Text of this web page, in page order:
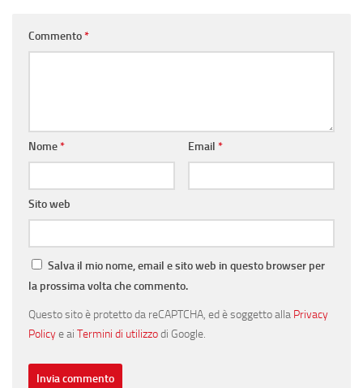
Commento*
Nome* Email *
Sito web
Salva il mio nome, email e sito web in questo browser per
la prossima volta che commento.
Questo sito è protetto da reCAPTCHA, ed è soggetto alla Privacy
Policye ai Termini di utilizzodi Google.